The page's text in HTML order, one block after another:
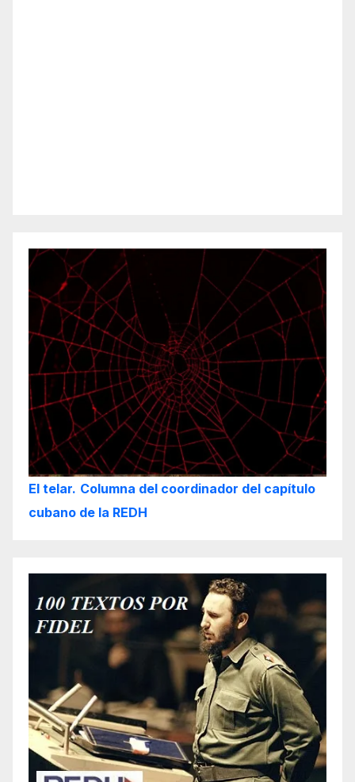
El telar. Columna del coordinador del capítulo
cubano de la REDH